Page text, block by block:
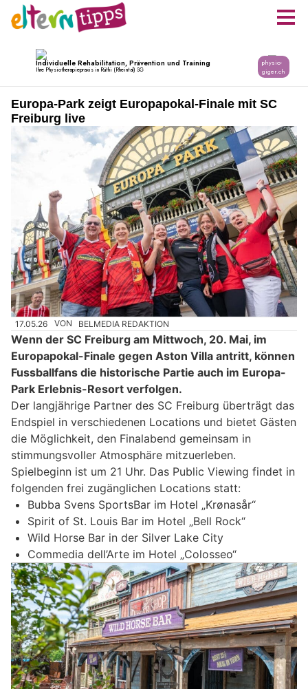
Europa-Park zeigt Europapokal-Finale mit SC
Freiburg live
17.05.26 VON BELMEDIA REDAKTION
Wenn der SC Freiburg am Mittwoch, 20. Mai, im
Europapokal-Finale gegen Aston Villa antritt, können
Fussballfans die historische Partie auch im Europa-
Park Erlebnis-Resort verfolgen.
Der langjährige Partner des SC Freiburg überträgt das
Endspiel in verschiedenen Locations und bietet Gästen
die Möglichkeit, den Finalabend gemeinsam in
stimmungsvoller Atmosphäre mitzuerleben.
Spielbeginn ist um 21 Uhr. Das Public Viewing findet in
folgenden frei zugänglichen Locations statt:
Bubba Svens SportsBar im Hotel „Krønasår“
Spirit of St. Louis Bar im Hotel „Bell Rock“
Wild Horse Bar in der Silver Lake City
Commedia dell’Arte im Hotel „Colosseo“